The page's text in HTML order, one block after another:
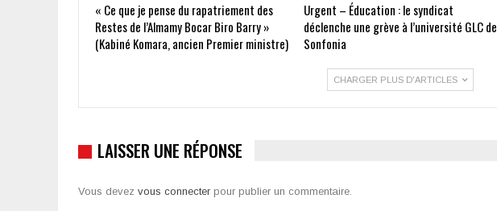
« Ce que je pense du rapatriement des
Restes de l’Almamy Bocar Biro Barry »
(Kabiné Komara, ancien Premier ministre)
Urgent – Éducation : le syndicat
déclenche une grève à l’université GLC de
Sonfonia
CHARGER PLUS D'ARTICLES
LAISSER UNE RÉPONSE
Vous devez vous connecter pour publier un commentaire.